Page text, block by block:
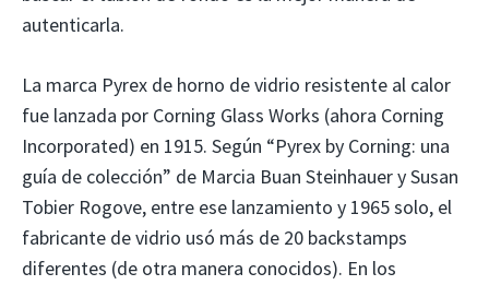
autenticarla.
La marca Pyrex de horno de vidrio resistente al calor
fue lanzada por Corning Glass Works (ahora Corning
Incorporated) en 1915. Según “Pyrex by Corning: una
guía de colección” de Marcia Buan Steinhauer y Susan
Tobier Rogove, entre ese lanzamiento y 1965 solo, el
fabricante de vidrio usó más de 20 backstamps
diferentes (de otra manera conocidos). En los